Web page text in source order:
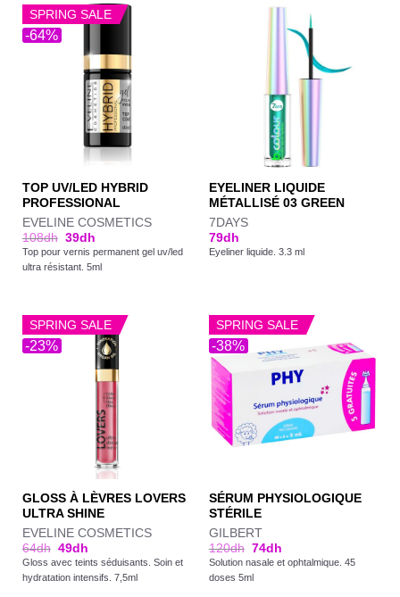
-64%
SPRING SALE
TOP UV/LED HYBRID
PROFESSIONAL
EVELINE COSMETICS
108dh 39dh
Top pour vernis permanent gel uv/led
ultra résistant. 5ml
EYELINER LIQUIDE
MÉTALLISÉ 03 GREEN
7DAYS
79dh
Eyeliner liquide. 3.3 ml
-23%
SPRING SALE
GLOSS À LÈVRES LOVERS
ULTRA SHINE
EVELINE COSMETICS
64dh 49dh
Gloss avec teints séduisants. Soin et
hydratation intensifs. 7,5ml
-38%
SPRING SALE
SÉRUM PHYSIOLOGIQUE
STÉRILE
GILBERT
120dh 74dh
Solution nasale et ophtalmique. 45
doses 5ml